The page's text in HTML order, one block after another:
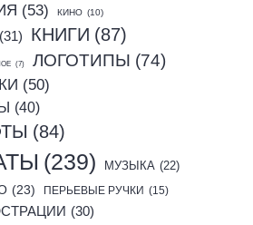
(53) КИНО (10)
(31) КНИГИ (87)
(7) ЛОГОТИПЫ (74)
(50)
(40)
(84)
(239) МУЗЫКА (22)
(23) ПЕРЬЕВЫЕ РУЧКИ (15)
(30)